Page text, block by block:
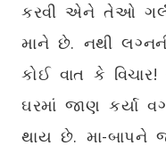
કરવી એને તેઓ
માને છે. નથી
કોઈ વાત કે
ઘરમાં જાણ કર્યા
થાય છે. મા-